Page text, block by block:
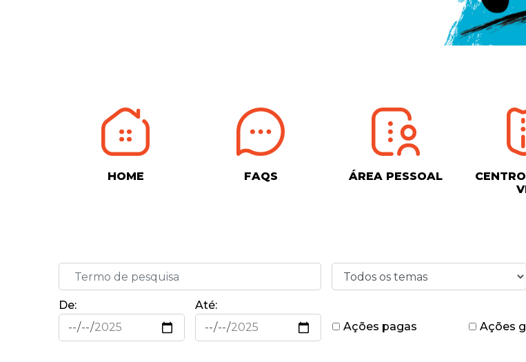
HOME FAQS ÁREA PESSOAL
De:
Até:
Ações pagas
Ações